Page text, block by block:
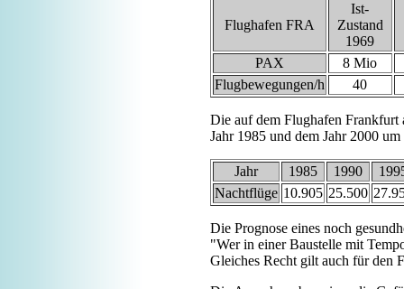
Flughafen FRA
Ist-
Zustand
1969
PAX
8 Mio
Flugbewegungen/h
40
Die auf dem Flughafen Frankfurt
Jahr 1985 und dem Jahr 2000
Jahr 1985 1990
Nachtflüge 10.905 25.500
Die Prognose eines noch
"Wer in einer Baustelle mit
Gleiches Recht gilt auch für den